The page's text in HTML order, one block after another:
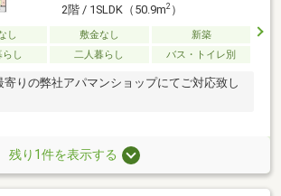
2階 / 1SLDK（50.9m2）
し 敷金なし
新築
し
二人暮らし バス・トイレ別
りの弊社アパマンショップにてご対応致し
残り1件を表示する